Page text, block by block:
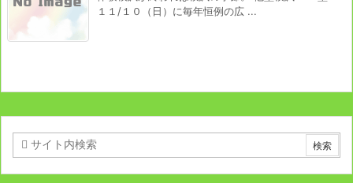
１１/１０（日）に毎年恒例の広 ...